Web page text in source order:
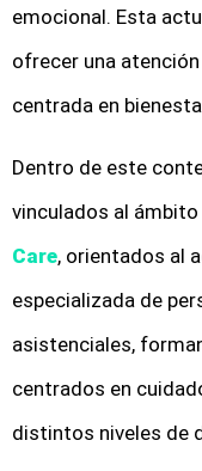
emocional. Esta
ofrecer una
centrada en
Dentro de este
vinculados al
Care, orientados al
especializada de
asistenciales,
centrados en
distintos niveles de